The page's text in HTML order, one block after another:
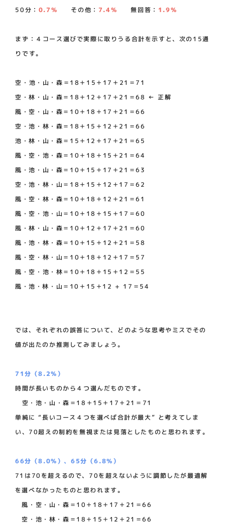
50分： 0.7% その他： 7.4% 無回答： 1.9%
まず：４コース選びで実際に取りうる合計を示すと、次の15通
りです。
空・池・山・森＝18＋15＋17＋21＝71
空・林・山・森＝18＋12＋17＋21＝68 ← 正解
風・空・山・森＝10＋18＋17＋21＝66
空・池・林・森＝18＋15＋12＋21＝66
池・林・山・森＝15＋12＋17＋21＝65
風・空・池・森＝10＋18＋15＋21＝64
風・池・山・森＝10＋15＋17＋21＝63
空・池・林・山＝18＋15＋12＋17＝62
風・空・林・森＝10＋18＋12＋21＝61
風・空・池・山＝10＋18＋15＋17＝60
風・林・山・森＝10＋12＋17＋21＝60
風・池・林・森＝10＋15＋12＋21＝58
風・空・林・山＝10＋18＋12＋17＝57
風・空・池・林＝10＋18＋15＋12＝55
風・池・林・山＝10＋15＋12 + 17＝54
では、それぞれの誤答について、どのような思考やミスでその
値が出たのか推測してみましょう。
71分（8.2%）
時間が長いものから４つ選んだものです。
空・池・山・森＝18＋15＋17＋21＝71
単純に “長いコース４つを選べば合計が最大” と考えてしま
い、70超えの制約を無視または見落としたものと思われます。
66分（8.0%）、65分（6.8%）
71は70を超えるので、70を超えないように調節したが最適解
を選べなかったものと思われます。
風・空・山・森＝10＋18＋17＋21＝66
空・池・林・森＝18＋15＋12＋21＝66